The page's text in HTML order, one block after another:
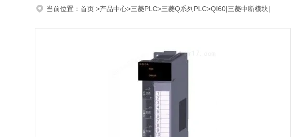
当前位置： 首页 >产品中心>三菱PLC>三菱Q系列PLC>QI60|三菱中断模块|